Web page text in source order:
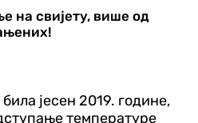
на свијету, више од
јесен 2019. године,
температуре